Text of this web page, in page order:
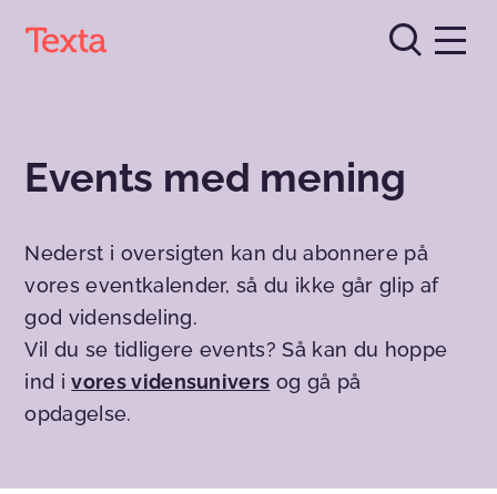
Events med mening
Nederst i oversigten kan du abonnere på
vores eventkalender, så du ikke går glip af
god vidensdeling.
Vil du se tidligere events? Så kan du hoppe
ind ivores vidensunivers og gå på
opdagelse.